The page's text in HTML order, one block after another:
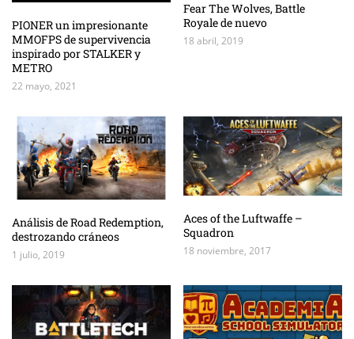
PIONER un impresionante
MMOFPS de supervivencia
inspirado por STALKER y
METRO
22 mayo, 2021
Fear The Wolves, Battle
Royale de nuevo
18 abril, 2019
Análisis de Road Redemption,
destrozando cráneos
1 julio, 2019
Aces of the Luftwaffe –
Squadron
18 noviembre, 2017